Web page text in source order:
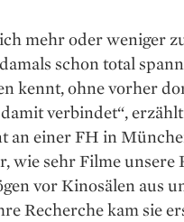
mehr oder weniger
schon total
kennt, ohne vorher
verbindet“,
an einer FH in
wie sehr Filme unsere
vor Kinosälen aus
Recherche kam sie